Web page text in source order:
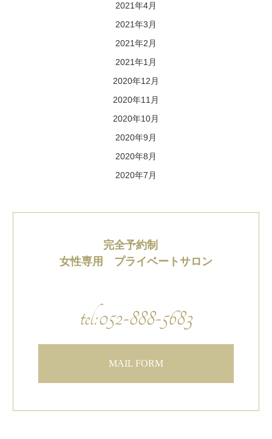
2021年4月
2021年3月
2021年2月
2021年1月
2020年12月
2020年11月
2020年10月
2020年9月
2020年8月
2020年7月
完全予約制
女性専用 プライベートサロン
tel:052-888-5683
MAIL FORM